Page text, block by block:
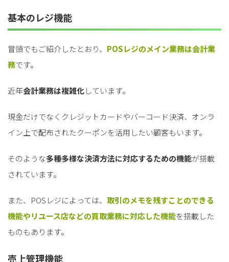
基本のレジ機能
冒頭でもご紹介したとおり、 POSレジのメイン業務は会計業
務です。
近年会計業務は複雑化しています。
現金だけでなくクレジットカードやバーコード決済、オンラ
イン上で配布されたクーポンを活用したい顧客もいます。
そのような多種多様な決済方法に対応するための機能が搭載
されています。
また、POSレジによっては、 取引のメモを残すことのできる
機能やリユース店などの買取業務に対応した機能を搭載した
ものもあります。
売上管理機能